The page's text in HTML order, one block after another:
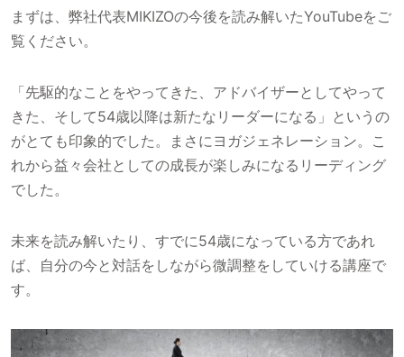
まずは、弊社代表MIKIZOの今後を読み解いたYouTubeをご
覧ください。
「先駆的なことをやってきた、アドバイザーとしてやって
きた、そして54歳以降は新たなリーダーになる」というの
がとても印象的でした。まさにヨガジェネレーション。こ
れから益々会社としての成長が楽しみになるリーディング
でした。
未来を読み解いたり、すでに54歳になっている方であれ
ば、自分の今と対話をしながら微調整をしていける講座で
す。